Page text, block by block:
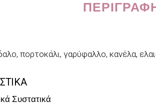
πορτοκάλι, γαρύφαλλο, κανέλα,
Συστατικά